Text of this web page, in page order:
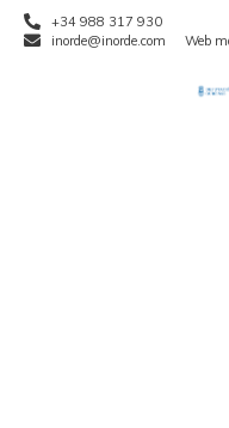
+34 988 317 930
inorde@inorde.com
Web
Persoal